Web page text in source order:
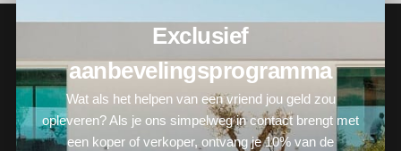
Exclusief
aanbevelingsprogramma
Wat als het helpen van een vriend jou geld zou
opleveren? Als je ons simpelweg in contact brengt met
een koper of verkoper, ontvang je 10% van de